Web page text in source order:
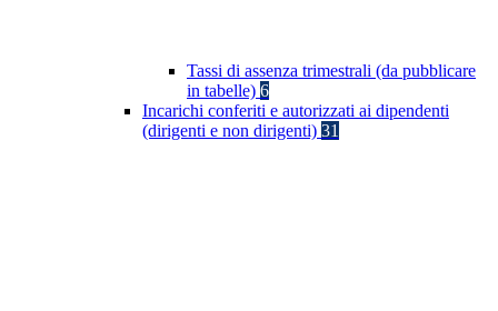
Tassi di assenza trimestrali (da pubblicare
in tabelle) 6
Incarichi conferiti e autorizzati ai dipendenti
(dirigenti e non dirigenti) 31